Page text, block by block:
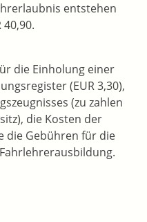
entstehen
die Einholung einer
(EUR 3,30),
(zu zahlen
die Kosten der
die Gebühren für die